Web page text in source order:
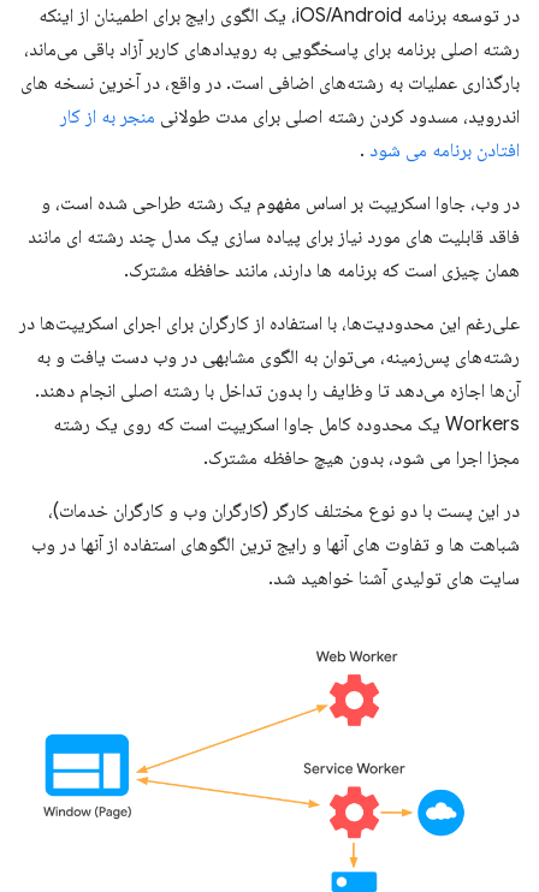
در توسعه برنامه iOS/Android، یک الگوی رایج برای اطمینان از اینکه
رشته اصلی برنامه برای پاسخگویی به رویدادهای کاربر آزاد باقی می‌ماند،
بارگذاری عملیات به رشته‌های اضافی است. در واقع، در آخرین نسخه های
اندروید، مسدود کردن رشته اصلی برای مدت طولانی منجر به از کار
افتادن برنامه می شود .
در وب، جاوا اسکریپت بر اساس مفهوم یک رشته طراحی شده است، و
فاقد قابلیت های مورد نیاز برای پیاده سازی یک مدل چند رشته ای مانند
همان چیزی است که برنامه ها دارند، مانند حافظه مشترک.
علی‌رغم این محدودیت‌ها، با استفاده از کارگران برای اجرای اسکریپت‌ها در
رشته‌های پس‌زمینه، می‌توان به الگوی مشابهی در وب دست یافت و به
آن‌ها اجازه می‌دهد تا وظایف را بدون تداخل با رشته اصلی انجام دهند.
Workers یک محدوده کامل جاوا اسکریپت است که روی یک رشته
مجزا اجرا می شود، بدون هیچ حافظه مشترک.
در این پست با دو نوع مختلف کارگر (کارگران وب و کارگران خدمات)،
شباهت ها و تفاوت های آنها و رایج ترین الگوهای استفاده از آنها در وب
سایت های تولیدی آشنا خواهید شد.